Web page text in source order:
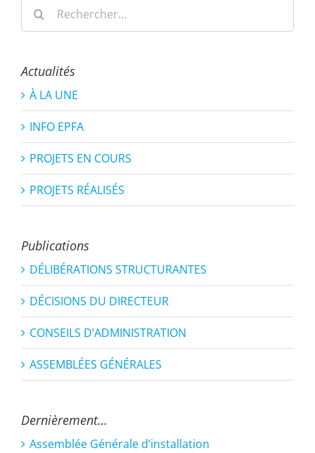
Rechercher:
Actualités
À LA UNE
INFO EPFA
PROJETS EN COURS
PROJETS RÉALISÉS
Publications
DÉLIBÉRATIONS STRUCTURANTES
DÉCISIONS DU DIRECTEUR
CONSEILS D’ADMINISTRATION
ASSEMBLÉES GÉNÉRALES
Dernièrement…
Assemblée Générale d’installation